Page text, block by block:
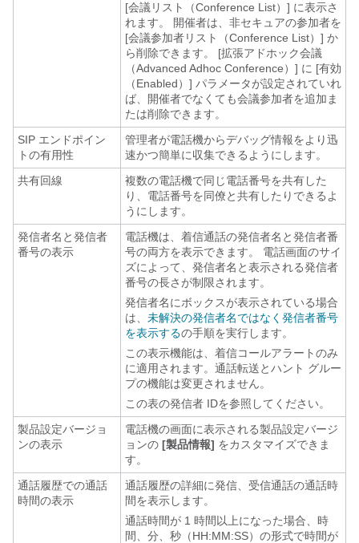
[会議リスト（Conference List）] に表示さ
れます。 開催者は、非セキュアの参加者を
[会議参加者リスト（Conference List）] か
ら削除できます。 [拡張アドホック会議
（Advanced Adhoc Conference）] に [有効
（Enabled）] パラメータが設定されていれ
ば、開催者でなくても会議参加者を追加ま
たは削除できます。
SIP エンドポイン
トの有用性
管理者が電話機からデバッグ情報をより迅
速かつ簡単に収集できるようにします。
共有回線
複数の電話機で同じ電話番号を共有した
り、電話番号を同僚と共有したりできるよ
うにします。
発信者名と発信者
番号の表示
電話機は、着信通話の発信者名と発信者番
号の両方を表示できます。 電話画面のサイ
ズによって、発信者名と表示される発信者
番号の長さが制限されます。
発信者名にボックスが表示されている場合
は、 未解決の発信者名ではなく発信者番号
を表示するの手順を実行します。
この表示機能は、着信コールアラートのみ
に適用されます。通話転送とハント グルー
プの機能は変更されません。
この表の発信者 IDを参照してください。
製品設定バージョ
ンの表示
電話機の画面に表示される製品設定バージ
ョンの [製品情報] をカスタマイズできま
す。
通話履歴での通話
時間の表示
通話履歴の詳細に発信、受信通話の通話時
間を表示します。
通話時間が 1 時間以上になった場合、時
間、分、秒（HH:MM:SS）の形式で時間が